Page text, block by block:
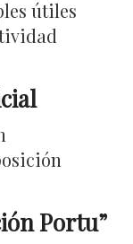
útiles
Portu”